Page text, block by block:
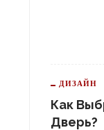
ДИЗАЙН
Как
Дверь?